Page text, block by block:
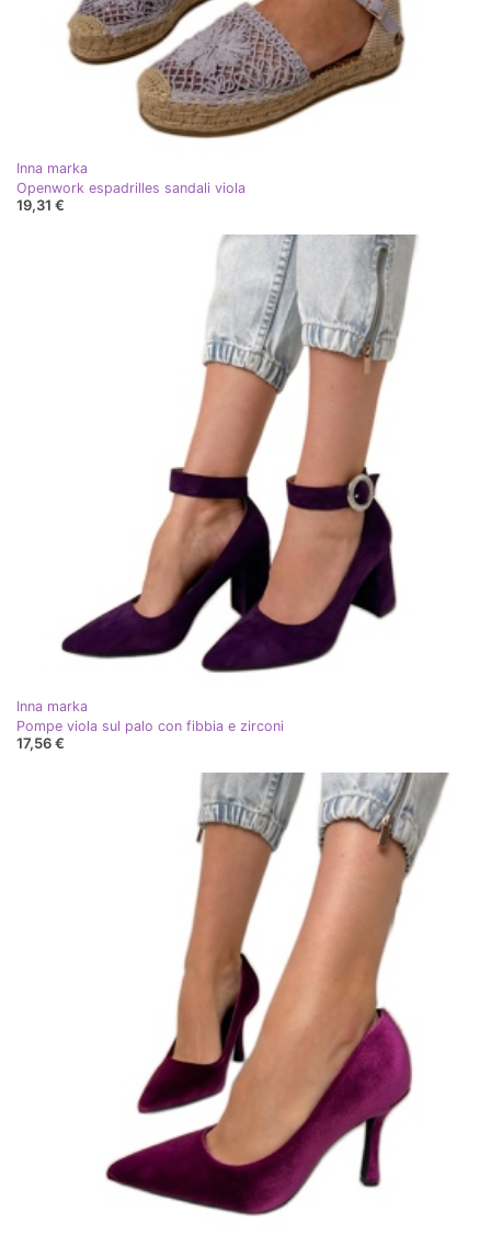
Inna marka
Openwork espadrilles sandali viola
19,31 €
Inna marka
Pompe viola sul palo con fibbia e zirconi
17,56 €